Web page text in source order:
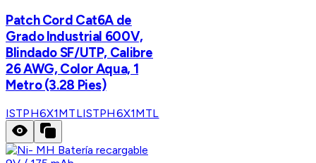
Patch Cord Cat6A de
Grado Industrial 600V,
Blindado SF/UTP, Calibre
26 AWG, Color Aqua, 1
Metro (3.28 Pies)
ISTPH6X1MTLISTPH6X1MTL